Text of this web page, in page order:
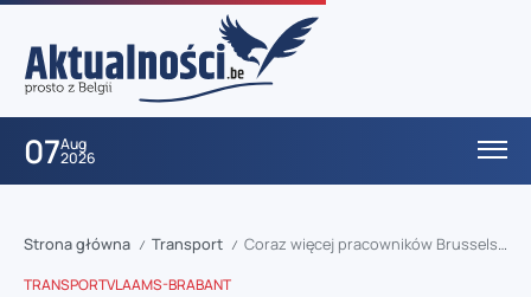
07Aug
2026
Strona główna / Transport / Coraz więcej pracowników Brussels Airport wybiera rower jako środek transportu do pracy
TRANSPORTVLAAMS-BRABANT